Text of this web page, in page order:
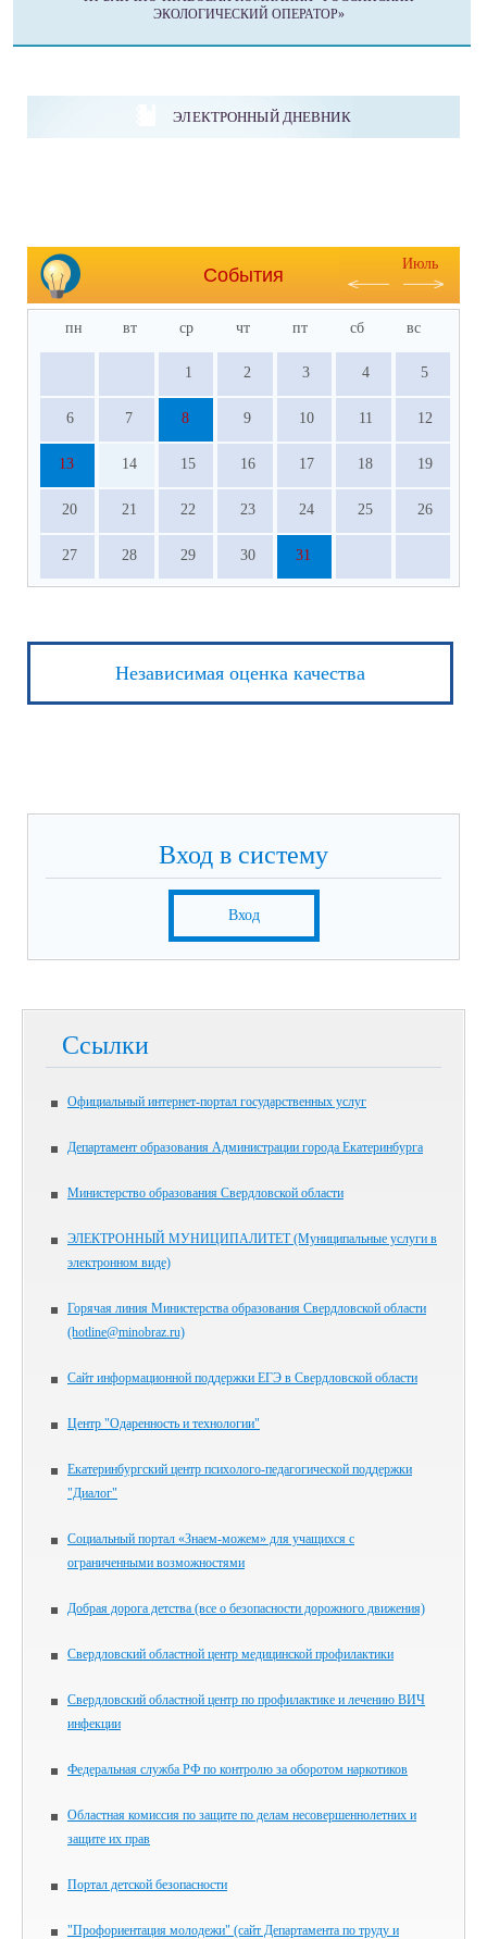
ЭКОЛОГИЧЕСКИЙ ОПЕРАТОР»
ЭЛЕКТРОННЫЙ ДНЕВНИК
События
Июль
пн вт ср чт пт сб вс
1 2 3 4 5
6 7 8 9 10 11 12
13 14 15 16 17 18 19
20 21 22 23 24 25 26
27 28 29 30 31
Независимая оценка качества
Вход в систему
Вход
Ссылки
Официальный интернет-портал государственных услуг
Департамент образования Администрации города Екатеринбурга
Министерство образования Свердловской области
ЭЛЕКТРОННЫЙ МУНИЦИПАЛИТЕТ (Муниципальные услуги в
электронном виде)
Горячая линия Министерства образования Свердловской области
(hotline@minobraz.ru)
Сайт информационной поддержки ЕГЭ в Свердловской области
Центр "Одаренность и технологии"
Екатеринбургский центр психолого-педагогической поддержки
"Диалог"
Социальный портал «Знаем-можем» для учащихся с
ограниченными возможностями
Добрая дорога детства (все о безопасности дорожного движения)
Свердловский областной центр медицинской профилактики
Свердловский областной центр по профилактике и лечению ВИЧ
инфекции
Федеральная служба РФ по контролю за оборотом наркотиков
Областная комиссия по защите по делам несовершеннолетних и
защите их прав
Портал детской безопасности
"Профориентация молодежи" (сайт Департамента по труду и